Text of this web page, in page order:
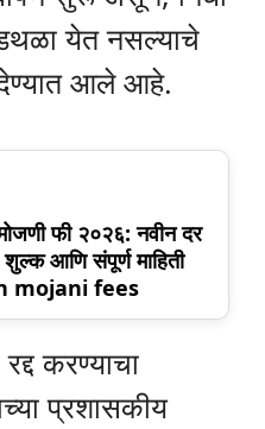
येत नसल्याचे
आले आहे.
फी २०२६: नवीन दर
शुल्क आणि संपूर्ण माहिती
mojani fees
करण्याचा
प्रशासकीय